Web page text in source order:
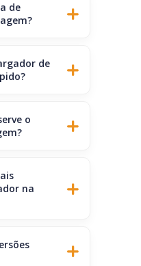
de
de
o
na